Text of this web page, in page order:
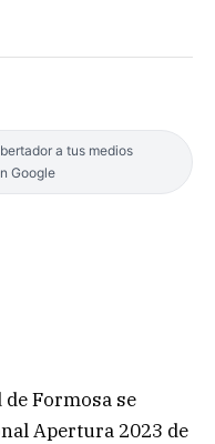
a tus medios
Google
Formosa se
Apertura 2023 de